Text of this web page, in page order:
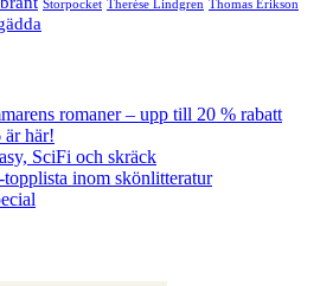
Storpocket Therése Lindgren Thomas Erikson
romaner – upp till 20 % rabatt
är här!
SciFi och skräck
inom skönlitteratur